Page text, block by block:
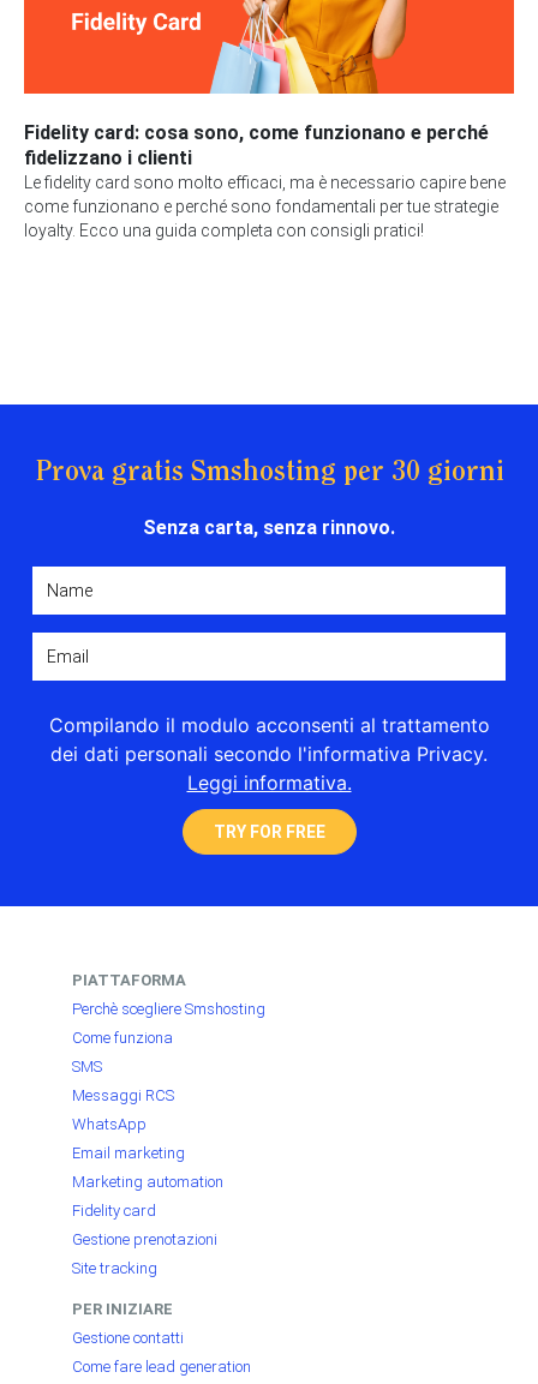
Fidelity card: cosa sono, come funzionano e perché
fidelizzano i clienti
Le fidelity card sono molto efficaci, ma è necessario capire bene
come funzionano e perché sono fondamentali per tue strategie
loyalty. Ecco una guida completa con consigli pratici!
Prova gratis Smshosting per 30 giorni
Senza carta, senza rinnovo.
Compilando il modulo acconsenti al trattamento
dei dati personali secondo l'informativa Privacy.
Leggi informativa.
TRY FOR FREE
PIATTAFORMA
Perchè scegliere Smshosting
Come funziona
SMS
Messaggi RCS
WhatsApp
Email marketing
Marketing automation
Fidelity card
Gestione prenotazioni
Site tracking
PER INIZIARE
Gestione contatti
Come fare lead generation